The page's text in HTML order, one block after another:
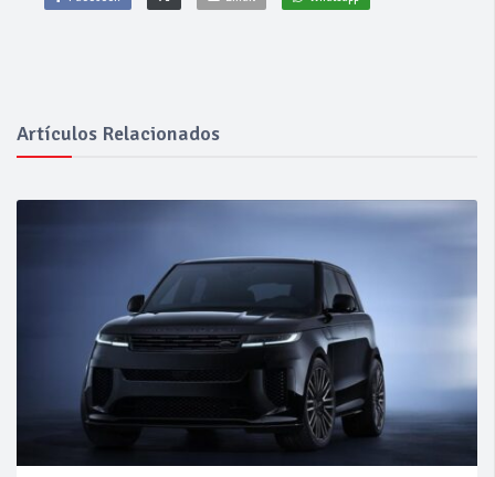
Artículos Relacionados